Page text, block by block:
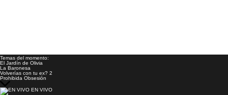
Temas del momento:
El Jardín de Olivia
La Baronesa
Volverías con tu ex? 2
Prohibida Obsesión
EN VIVO